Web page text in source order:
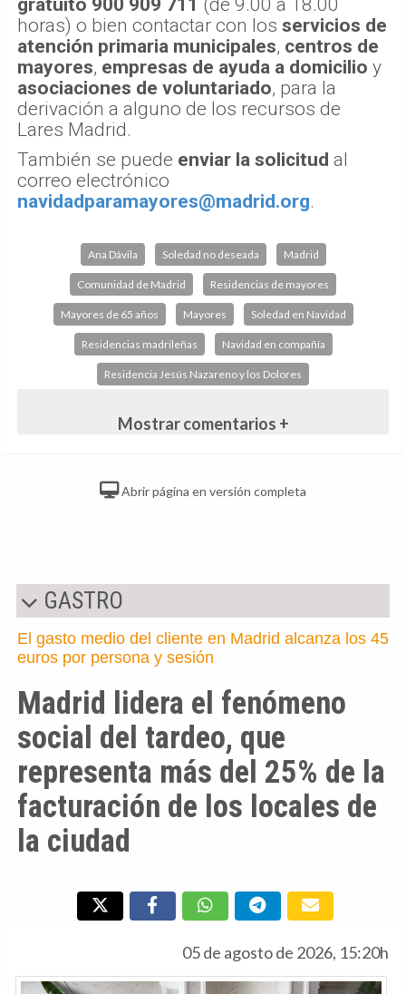
horas) o bien contactar con los servicios de
atención primaria municipales, centros de
mayores, empresas de ayuda a domicilio y
asociaciones de voluntariado, para la
derivación a alguno de los recursos de
Lares Madrid.
También se puede enviar la solicitud al
correo electrónico
navidadparamayores@madrid.org.
Ana Dávila Soledad no deseada Madrid
Comunidad de Madrid Residencias de mayores
Mayores de 65 años Mayores Soledad en Navidad
Residencias madrileñas Navidad en compañía
Residencia Jesús Nazareno y los Dolores
Mostrar comentarios +
Abrir página en versión completa
GASTRO
El gasto medio del cliente en Madrid alcanza los 45
euros por persona y sesión
Madrid lidera el fenómeno
social del tardeo, que
representa más del 25% de la
facturación de los locales de
la ciudad
05 de agosto de 2026, 15:20h